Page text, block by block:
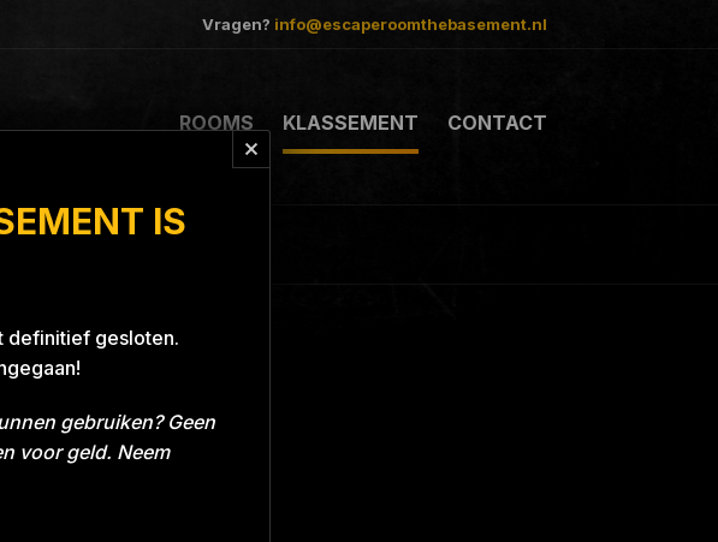
IS
definitief gesloten.
gebruiken? Geen
voor geld. Neem
Vragen? info@escaperoomthebasement.nl
ROOMS KLASSEMENT CONTACT